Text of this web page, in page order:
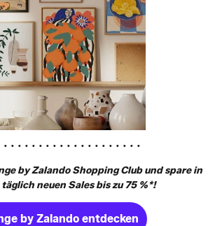
• • • • • • • • • • • • • • • • • • • •
by Zalando Shopping Club und spare in
neuen Sales bis zu 75 %*!
by Zalando entdecken